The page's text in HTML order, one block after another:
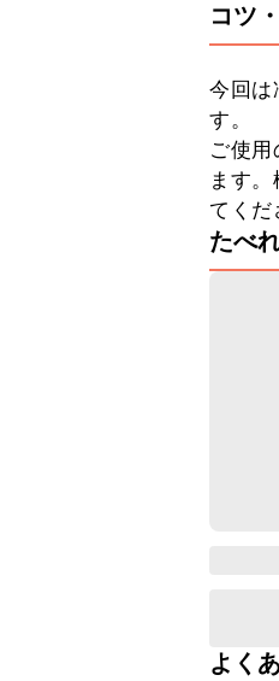
コツ
今回は
す。
ご使
ます
てくだ
たべ
よく